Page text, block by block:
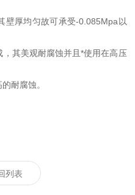
壁厚均匀故可承受-0.085Mpa以
其美观耐腐蚀并且*使用在高压
耐腐蚀。
列表